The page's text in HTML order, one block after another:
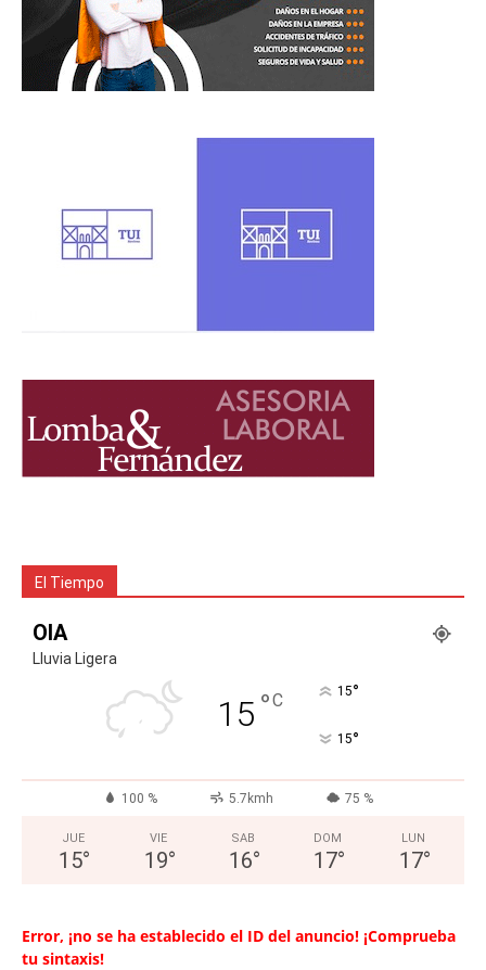
El Tiempo
OIA
Lluvia Ligera
15 °C 15°
15°
100 % 5.7kmh 75 %
JUE
15°
VIE
19°
SAB
16°
DOM
17°
LUN
17°
Error, ¡no se ha establecido el ID del anuncio! ¡Comprueba
tu sintaxis!